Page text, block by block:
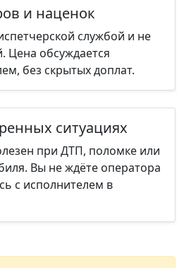
и наценок
службой и не
Цена обсуждается
без скрытых доплат.
ситуациях
при ДТП, поломке или
Вы не ждёте оператора
с исполнителем в